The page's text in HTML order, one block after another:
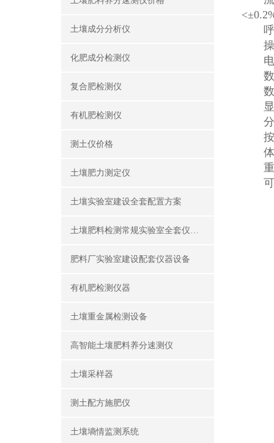
土壤成分分析仪
化肥成分检测仪
复合肥检测仪
有机肥检测仪
测土仪价格
土壤肥力测定仪
土壤实验室建设全套配置方案
土壤肥料检测常规实验室全套仪器设备
肥料厂实验室建设配套仪器设备
有机肥检测仪器
土壤重金属检测设备
高智能土壤肥料养分速测仪
土壤采样器
测土配方施肥仪
土壤墒情监测系统
呼吸
操作
电源
数据
数据
显
分辨
按
体积
重
可